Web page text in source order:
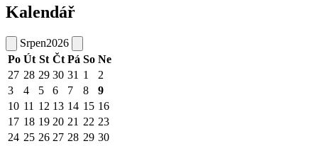
Kalendář
Srpen2026
Po Út St Čt Pá So Ne
27 28 29 30 31 1
2
3
4 5 6 7 8
9
10 11 12 13 14 15 16
17 18 19 20 21 22 23
24 25 26 27 28 29 30